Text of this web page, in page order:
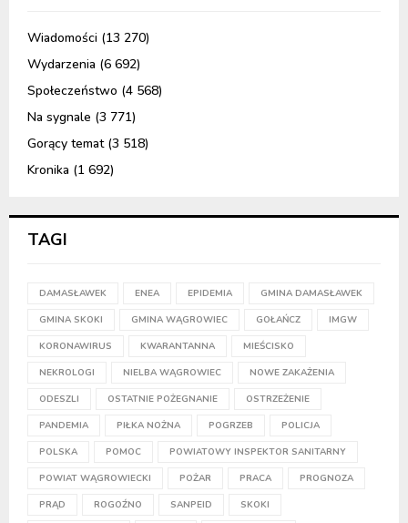
Wiadomości (13 270)
Wydarzenia (6 692)
Społeczeństwo (4 568)
Na sygnale (3 771)
Gorący temat(3 518)
Kronika (1 692)
TAGI
DAMASŁAWEK ENEA EPIDEMIA GMINA DAMASŁAWEK
GMINA SKOKI GMINA WĄGROWIEC GOŁAŃCZ IMGW
KORONAWIRUS KWARANTANNA MIEŚCISKO
NEKROLOGI NIELBA WĄGROWIEC NOWE ZAKAŻENIA
ODESZLI OSTATNIE POŻEGNANIE OSTRZEŻENIE
PANDEMIA PIŁKA NOŻNA POGRZEB POLICJA
POLSKA POMOC POWIATOWY INSPEKTOR SANITARNY
POWIAT WĄGROWIECKI POŻAR PRACA PROGNOZA
PRĄD ROGOŹNO SANPEID SKOKI